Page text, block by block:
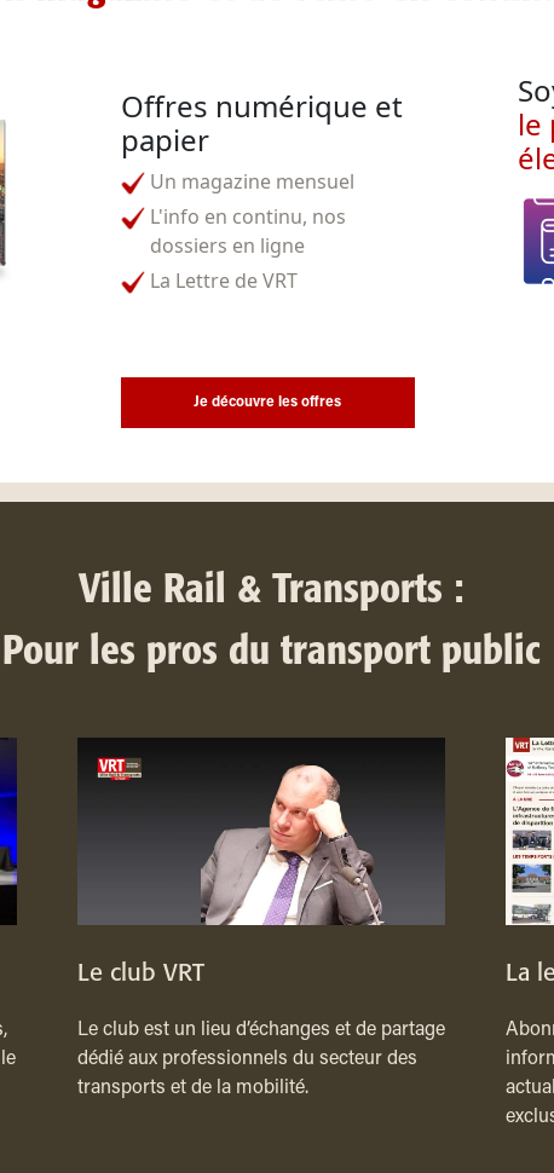
Offres numérique et
papier
Un magazine mensuel
L'info en continu, nos
dossiers en ligne
La Lettre de VRT
le
Je découvre les offres
Ville Rail & Transports :
Pour les pros du transport public
Le club VRT
Le club est un lieu d’échanges et de partage
dédié aux professionnels du secteur des
transports et de la mobilité.
La